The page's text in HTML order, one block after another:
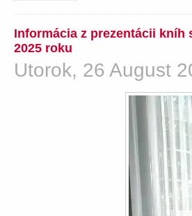
Informácia z prezentácii
2025 roku
Utorok, 26 August